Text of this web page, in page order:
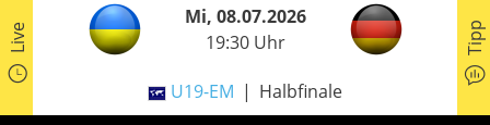
Live
Mi, 08.07.2026
19:30 Uhr
U19-EM Halbfinale
Tipp